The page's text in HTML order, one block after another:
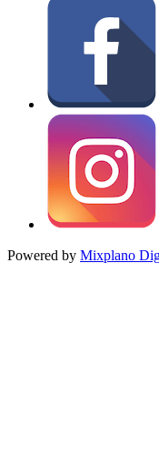
Powered by Mixplano